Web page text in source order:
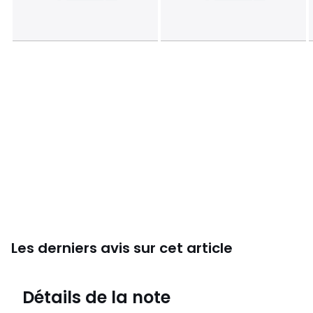
Les derniers avis sur cet article
4,3
Détails de la note